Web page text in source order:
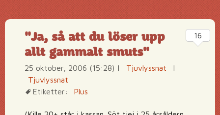
innehåll
"Ja, så att du löser upp
allt gammalt smuts"
25 oktober, 2006 (15:28) | Tjuvlyssnat
|
Tjuvlyssnat
Etiketter:
Plus
16